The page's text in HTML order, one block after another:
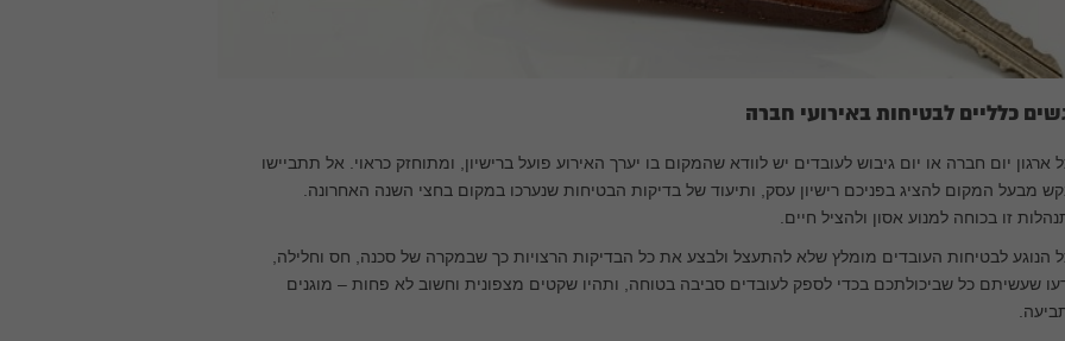
כלליים לבטיחות באירועי חברה
ארגון יום חברה או יום גיבוש לעובדים יש לוודא שהמקום בו יערך האירוע פועל ברישיון, ומתוחזק כראוי. אל תתביישו
מבעל המקום להציג בפניכם רישיון עסק, ותיעוד של בדיקות הבטיחות שנערכו במקום בחצי השנה האחרונה.
זו בכוחה למנוע אסון ולהציל חיים.
הנוגע לבטיחות העובדים מומלץ שלא להתעצל ולבצע את כל הבדיקות הרצויות כך שבמקרה של סכנה, חס וחלילה,
שעשיתם כל שביכולתכם בכדי לספק לעובדים סביבה בטוחה, ותהיו שקטים מצפונית וחשוב לא פחות – מוגנים